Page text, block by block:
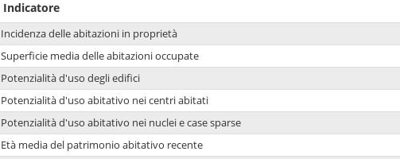
Indicatore
Incidenza delle abitazioni in proprietà
Superficie media delle abitazioni occupate
Potenzialità d'uso degli edifici
Potenzialità d'uso abitativo nei centri abitati
Potenzialità d'uso abitativo nei nuclei e case sparse
Età media del patrimonio abitativo recente